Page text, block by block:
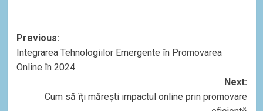
Post
navigation
Previous:
Integrarea Tehnologiilor Emergente în Promovarea
Online în 2024
Next:
Cum să îți mărești impactul online prin promovare